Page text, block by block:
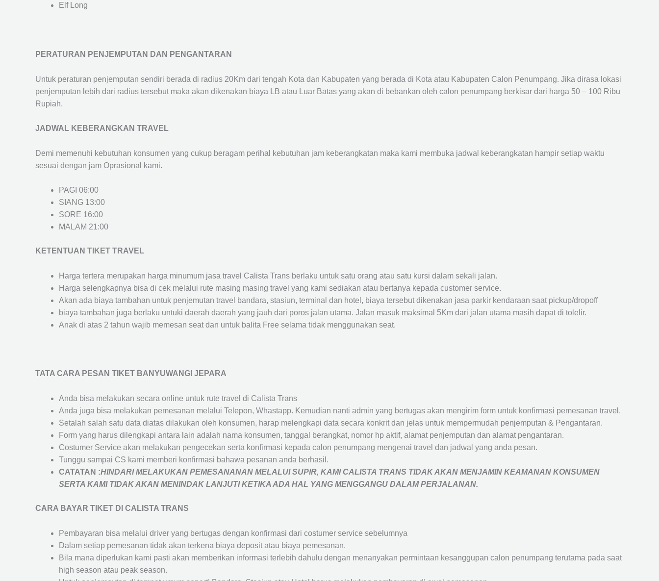
Elf Long
PERATURAN PENJEMPUTAN DAN PENGANTARAN
Untuk peraturan penjemputan sendiri berada di radius 20Km dari tengah Kota dan Kabupaten yang berada di Kota atau Kabupaten Calon Penumpang. Jika dirasa lokasi
penjemputan lebih dari radius tersebut maka akan dikenakan biaya LB atau Luar Batas yang akan di bebankan oleh calon penumpang berkisar dari harga 50 – 100 Ribu
Rupiah.
JADWAL KEBERANGKAN TRAVEL
Demi memenuhi kebutuhan konsumen yang cukup beragam perihal kebutuhan jam keberangkatan maka kami membuka jadwal keberangkatan hampir setiap waktu
sesuai dengan jam Oprasional kami.
PAGI 06:00
SIANG 13:00
SORE 16:00
MALAM 21:00
KETENTUAN TIKET TRAVEL
Harga tertera merupakan harga minumum jasa travel Calista Trans berlaku untuk satu orang atau satu kursi dalam sekali jalan.
Harga selengkapnya bisa di cek melalui rute masing masing travel yang kami sediakan atau bertanya kepada customer service.
Akan ada biaya tambahan untuk penjemutan travel bandara, stasiun, terminal dan hotel, biaya tersebut dikenakan jasa parkir kendaraan saat pickup/dropoff
biaya tambahan juga berlaku untuki daerah daerah yang jauh dari poros jalan utama. Jalan masuk maksimal 5Km dari jalan utama masih dapat di tolelir.
Anak di atas 2 tahun wajib memesan seat dan untuk balita Free selama tidak menggunakan seat.
TATA CARA PESAN TIKET BANYUWANGI JEPARA
Anda bisa melakukan secara online untuk rute travel di Calista Trans
Anda juga bisa melakukan pemesanan melalui Telepon, Whastapp. Kemudian nanti admin yang bertugas akan mengirim form untuk konfirmasi pemesanan travel.
Setalah salah satu data diatas dilakukan oleh konsumen, harap melengkapi data secara konkrit dan jelas untuk mempermudah penjemputan & Pengantaran.
Form yang harus dilengkapi antara lain adalah nama konsumen, tanggal berangkat, nomor hp aktif, alamat penjemputan dan alamat pengantaran.
Costumer Service akan melakukan pengecekan serta konfirmasi kepada calon penumpang mengenai travel dan jadwal yang anda pesan.
Tunggu sampai CS kami memberi konfirmasi bahawa pesanan anda berhasil.
CATATAN :HINDARI MELAKUKAN PEMESANANAN MELALUI SUPIR, KAMI CALISTA TRANS TIDAK AKAN MENJAMIN KEAMANAN KONSUMEN
SERTA KAMI TIDAK AKAN MENINDAK LANJUTI KETIKA ADA HAL YANG MENGGANGU DALAM PERJALANAN.
CARA BAYAR TIKET DI CALISTA TRANS
Pembayaran bisa melalui driver yang bertugas dengan konfirmasi dari costumer service sebelumnya
Dalam setiap pemesanan tidak akan terkena biaya deposit atau biaya pemesanan.
Bila mana diperlukan kami pasti akan memberikan informasi terlebih dahulu dengan menanyakan permintaan kesanggupan calon penumpang terutama pada saat
high season atau peak season.